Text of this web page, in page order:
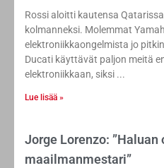
Rossi aloitti kautensa
kolmanneksi. Molemmat
elektroniikkaongelmista jo
Ducati käyttävät paljon meitä
elektroniikkaan, siksi
Lue lisää »
Jorge Lorenzo:
maailmanmestari”